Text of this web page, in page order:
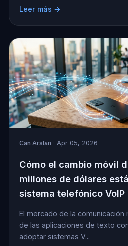
Leer más →
Can Arslan · Apr 05, 2026
Cómo el cambio móvil
millones de dólares
sistema telefónico VoIP
El mercado de la
de las aplicaciones de texto
adoptar sistemas V...